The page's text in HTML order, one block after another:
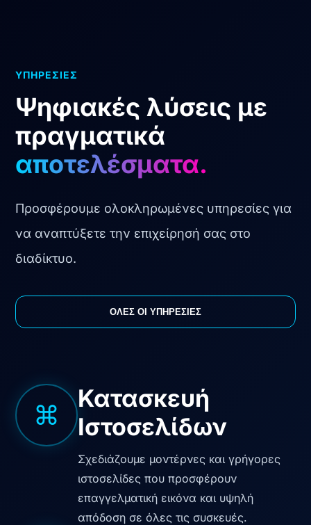
ΥΠΗΡΕΣΙΕΣ
Ψηφιακές λύσεις με
πραγματικά
αποτελέσματα.
Προσφέρουμε ολοκληρωμένες υπηρεσίες για
να αναπτύξετε την επιχείρησή σας στο
διαδίκτυο.
ΟΛΕΣ ΟΙ ΥΠΗΡΕΣΙΕΣ
⌘
Κατασκευή
Ιστοσελίδων
Σχεδιάζουμε μοντέρνες και γρήγορες
ιστοσελίδες που προσφέρουν
επαγγελματική εικόνα και υψηλή
απόδοση σε όλες τις συσκευές.